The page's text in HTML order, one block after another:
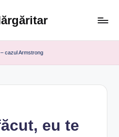
cazul Armstrong
eu te